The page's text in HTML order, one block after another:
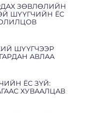
ЗӨВЛӨЛИЙН
ШҮҮГЧИЙН ЁС
ШҮҮГЧЭЭР
АВЛАА
ЁС ЗҮЙ:
ХУВААЛЦАВ